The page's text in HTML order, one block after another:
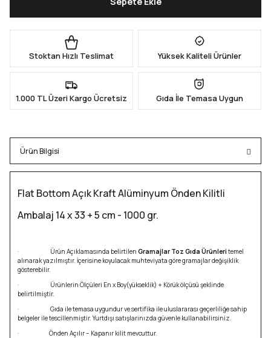
Stoktan Hızlı Teslimat Yüksek Kaliteli Ürünler
1.000 TL Üzeri Kargo Ücretsiz Gıda İle Temasa Uygun
Ürün Bilgisi
Flat Bottom Açık Kraft Alüminyum Önden Kilitli
Ambalaj 14 x 33 + 5 cm - 1000 gr.
· Ürün Açıklamasında belirtilen Gramajlar Toz Gıda Ürünleri temel
alınarak yazılmıştır. İçerisine koyulacak muhteviyata göre gramajlar değişiklik
gösterebilir.
· Ürünlerin Ölçüleri En x Boy(yükseklik) + Körük ölçüsü şeklinde
belirtilmiştir.
· Gıda ile temasa uygundur ve sertifika ile uluslararası geçerliliğe sahip
belgeler ile tescillenmiştir. Yurtdışı satışlarınızda güvenle kullanabilirsiniz.
· Önden Açılır – Kapanır kilit mevcuttur.